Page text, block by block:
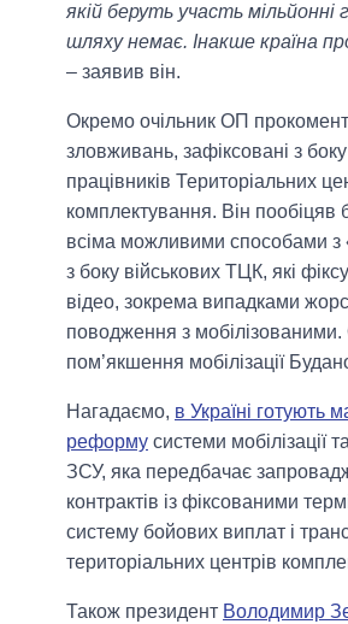
якій беруть участь мільйонні
шляху немає. Інакше країна
– заявив він.
Окремо очільник ОП
зловживань, зафіксовані з
працівників Територіальних
комплектування. Він пообіцяв
всіма можливими способами з
з боку військових ТЦК, які
відео, зокрема випадками
поводження з мобілізованими.
пом’якшення мобілізації
Нагадаємо, в Україні готують
реформу системи мобілізації
ЗСУ, яка передбачає
контрактів із фіксованими
систему бойових виплат і
територіальних центрів
Також президент Володимир